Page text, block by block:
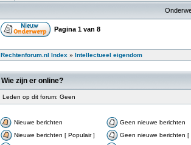
Pagina 1 van 8
Rechtenforum.nl Index » Intellectueel eigendom
Wie zijn er online?
Leden op dit forum: Geen
Nieuwe berichten
Geen nieuwe berichten
Nieuwe berichten [ Populair ]
Geen nieuwe berichten [